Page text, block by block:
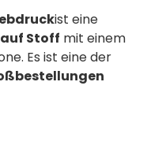
ist eine
Stoff mit einem
Es ist eine der